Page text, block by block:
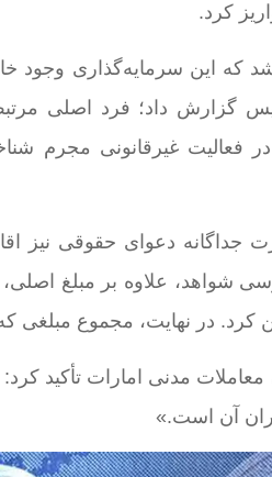
کرد.
این سرمایه‌گذاری وجود
گزارش داد؛ فرد اصلی
فعالیت غیرقانونی مجرم
جداگانه دعوای حقوقی نیز
در نهایت، مجموع مبلغی که متهم
معاملات مدنی امارات
آن است.»